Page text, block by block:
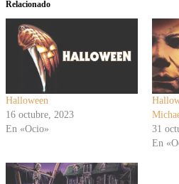
Relacionado
Halloween
16 octubre, 2023
En «Ocio»
31
En